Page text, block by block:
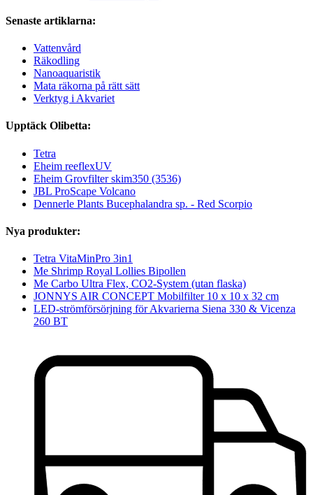
Senaste artiklarna:
Vattenvård
Räkodling
Nanoaquaristik
Mata räkorna på rätt sätt
Verktyg i Akvariet
Upptäck Olibetta:
Tetra
Eheim reeflexUV
Eheim Grovfilter skim350 (3536)
JBL ProScape Volcano
Dennerle Plants Bucephalandra sp. - Red Scorpio
Nya produkter:
Tetra VitaMinPro 3in1
Me Shrimp Royal Lollies Bipollen
Me Carbo Ultra Flex, CO2-System (utan flaska)
JONNYS AIR CONCEPT Mobilfilter 10 x 10 x 32 cm
LED-strömförsörjning för Akvarierna Siena 330 & Vicenza
260 BT